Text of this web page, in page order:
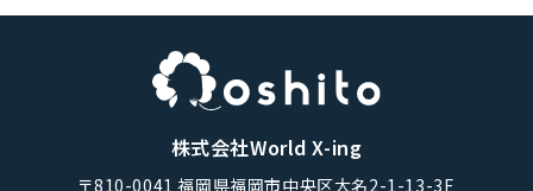
株式会社World X-ing
〒810-0041 福岡県福岡市中央区大名2-1-13-3F